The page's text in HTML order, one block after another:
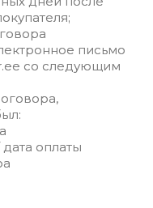
письмо
со следующим
оплаты